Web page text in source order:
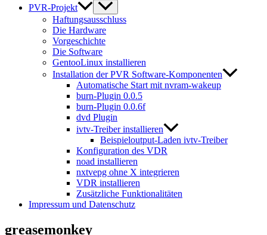
PVR-Projekt
Haftungsausschluss
Die Hardware
Vorgeschichte
Die Software
GentooLinux installieren
Installation der PVR Software-Komponenten
Automatische Start mit nvram-wakeup
burn-Plugin 0.0.5
burn-Plugin 0.0.6f
dvd Plugin
ivtv-Treiber installieren
Beispieloutput-Laden ivtv-Treiber
Konfiguration des VDR
noad installieren
nxtvepg ohne X integrieren
VDR installieren
Zusätzliche Funktionalitäten
Impressum und Datenschutz
greasemonkey